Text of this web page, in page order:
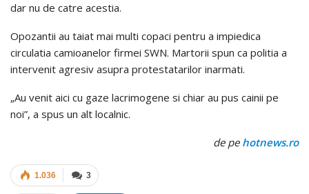
dar nu de catre acestia.
Opozantii au taiat mai multi copaci pentru a impiedica
circulatia camioanelor firmei SWN. Martorii spun ca politia a
intervenit agresiv asupra protestatarilor inarmati.
„Au venit aici cu gaze lacrimogene si chiar au pus cainii pe
noi”, a spus un alt localnic.
de pe hotnews.ro
3
1.036